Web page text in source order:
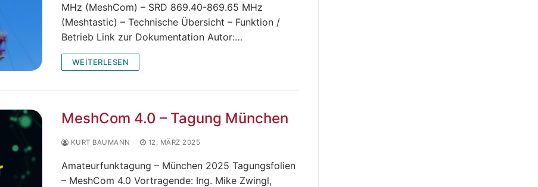
MHz (MeshCom) – SRD 869.40-869.65 MHz
(Meshtastic) – Technische Übersicht – Funktion /
Betrieb Link zur Dokumentation Autor:…
WEITERLESEN
MeshCom 4.0 – Tagung München
KURT BAUMANN 12. MÄRZ 2025
Amateurfunktagung – München 2025 Tagungsfolien
– MeshCom 4.0 Vortragende: Ing. Mike Zwingl,